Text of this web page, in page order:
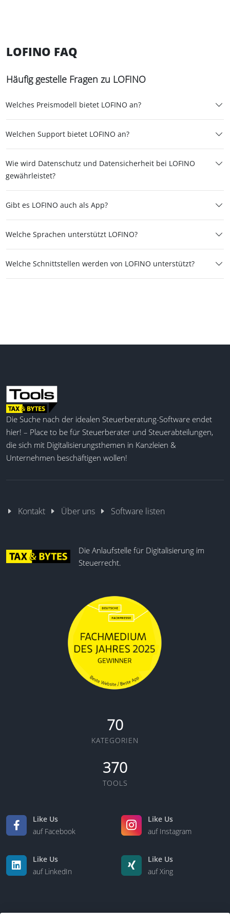
LOFINO FAQ
Häufig gestelle Fragen zu LOFINO
Welches Preismodell bietet LOFINO an?
Welchen Support bietet LOFINO an?
Wie wird Datenschutz und Datensicherheit bei LOFINO
gewährleistet?
Gibt es LOFINO auch als App?
Welche Sprachen unterstützt LOFINO?
Welche Schnittstellen werden von LOFINO unterstützt?
Die Suche nach der idealen Steuerberatung-Software endet
hier! – Place to be für Steuerberater und Steuerabteilungen,
die sich mit Digitalisierungsthemen in Kanzleien &
Unternehmen beschäftigen wollen!
Kontakt Über uns Software listen
Die Anlaufstelle für Digitalisierung im
Steuerrecht.
70
KATEGORIEN
370
TOOLS
Like Us
auf Facebook
Like Us
auf Instagram
Like Us
auf LinkedIn
Like Us
auf Xing